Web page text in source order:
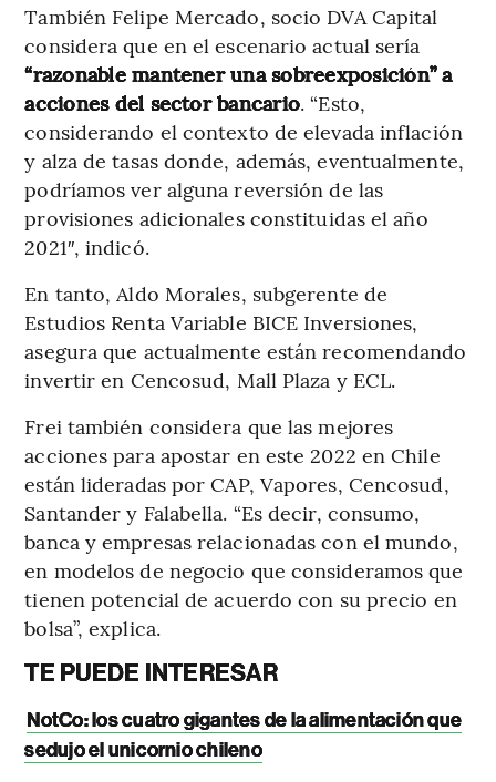
También Felipe Mercado, socio DVA Capital
considera que en el escenario actual sería
“razonable mantener una sobreexposición” a
acciones del sector bancario. “Esto,
considerando el contexto de elevada inflación
y alza de tasas donde, además, eventualmente,
podríamos ver alguna reversión de las
provisiones adicionales constituidas el año
2021″, indicó.
En tanto, Aldo Morales, subgerente de
Estudios Renta Variable BICE Inversiones,
asegura que actualmente están recomendando
invertir en Cencosud, Mall Plaza y ECL.
Frei también considera que las mejores
acciones para apostar en este 2022 en Chile
están lideradas por CAP, Vapores, Cencosud,
Santander y Falabella. “Es decir, consumo,
banca y empresas relacionadas con el mundo,
en modelos de negocio que consideramos que
tienen potencial de acuerdo con su precio en
bolsa”, explica.
TE PUEDE INTERESAR
NotCo: los cuatro gigantes de la alimentación que
sedujo el unicornio chileno